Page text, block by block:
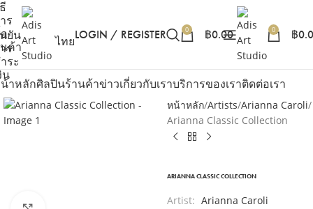
ร
ค้า
ยัน
ร
ระ
น
ไทยLOGIN / REGISTER 0 ฿0.00 0 ฿
าหลักศิลปินร้านค้าข่าวเกี่ยวกับเราบริการของเราติดต่อเรา
หน้าหลัก Artists Arianna Caroli
Arianna Classic Collection
ARIANNA CLASSIC COLLECTION
Artist: Arianna Caroli